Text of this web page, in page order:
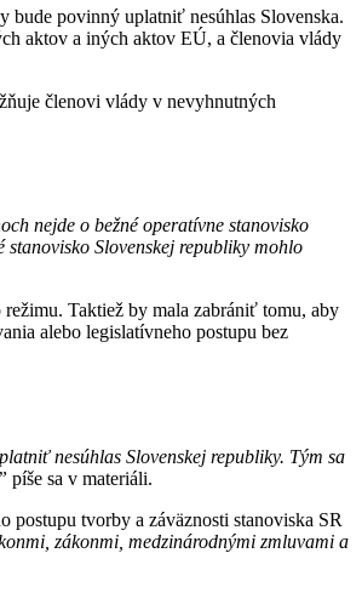
bude povinný uplatniť nesúhlas Slovenska.
aktov a iných aktov EÚ, a členovia vlády
členovi vlády v nevyhnutných
nejde o bežné operatívne stanovisko
Slovenskej republiky mohlo
Taktiež by mala zabrániť tomu, aby
alebo legislatívneho postupu bez
nesúhlas Slovenskej republiky. Tým sa
píše sa v materiáli.
postupu tvorby a záväznosti stanoviska SR
zákonmi, medzinárodnými zmluvami a